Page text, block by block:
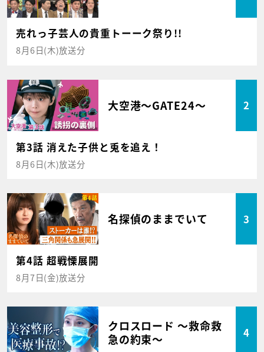
売れっ子芸人の貴重トーーク祭り!!
8月6日(木)放送分
大空港～GATE24～ 2
第3話 消えた子供と兎を追え！
8月6日(木)放送分
名探偵のままでいて 3
第4話 超戦慄展開
8月7日(金)放送分
クロスロード ～救命救
急の約束～
4